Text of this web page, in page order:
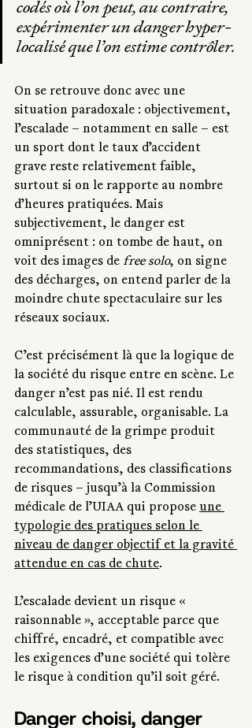
codés où l’on peut, au contraire,
expérimenter un danger hyper-
localisé que l’on estime contrôler.
On se retrouve donc avec une
situation paradoxale : objectivement,
l’escalade – notamment en salle – est
un sport dont le taux d’accident
grave reste relativement faible,
surtout si on le rapporte au nombre
d’heures pratiquées. Mais
subjectivement, le danger est
omniprésent : on tombe de haut, on
voit des images de free solo, on signe
des décharges, on entend parler de la
moindre chute spectaculaire sur les
réseaux sociaux.
C’est précisément là que la logique de
la société du risque entre en scène. Le
danger n’est pas nié. Il est rendu
calculable, assurable, organisable. La
communauté de la grimpe produit
des statistiques, des
recommandations, des classifications
de risques – jusqu’à la Commission
médicale de l’UIAA qui propose une
typologie des pratiques selon le
niveau de danger objectif et la gravité
attendue en cas de chute.
L’escalade devient un risque «
raisonnable », acceptable parce que
chiffré, encadré, et compatible avec
les exigences d’une société qui tolère
le risque à condition qu’il soit géré.
Danger choisi, danger